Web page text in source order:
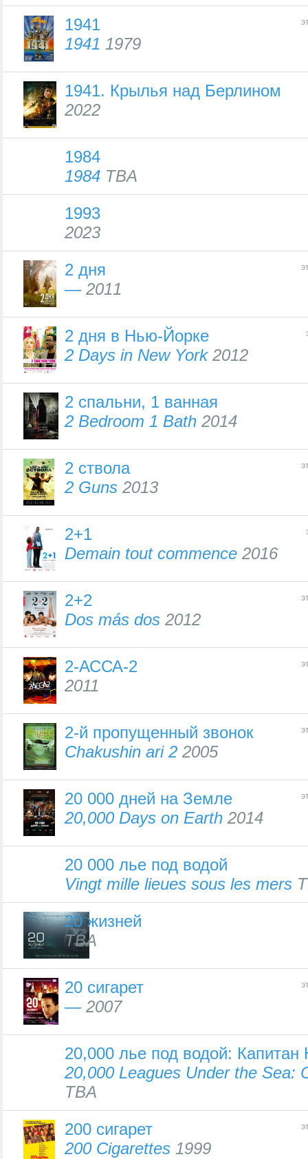
1941
1941 1979
1941. Крылья над Берлином
2022
1984
1984 TBA
1993
2023
2 дня
— 2011
2 дня в Нью-Йорке
2 Days in New York2012
2 спальни, 1 ванная
2 Bedroom 1 Bath 2014
2 ствола
2 Guns 2013
2+1
Demain tout commence 2016
2+2
Dos más dos 2012
2-АССА-2
2011
2-й пропущенный звонок
Chakushin ari 2 2005
20 000 дней на Земле
20,000 Days on Earth 2014
20 000 лье под водой
Vingt mille lieues sous les mers
20 жизней
TBA
20 сигарет
— 2007
20,000 лье под водой: Капитан
20,000 Leagues Under the Sea:
TBA
200 сигарет
200 Cigarettes 1999